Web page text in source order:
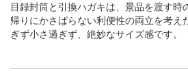
目録封筒と引換ハガキは、景品を渡す時
帰りにかさばらない利便性の両立を考え
ぎず小さ過ぎず、絶妙なサイズ感です。